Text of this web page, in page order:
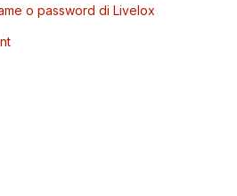
o password di Livelox